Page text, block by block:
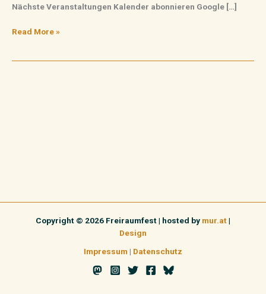
Nächste Veranstaltungen Kalender abonnieren Google […]
Read More »
Copyright © 2026 Freiraumfest | hosted by mur.at|
Design
Impressum | Datenschutz